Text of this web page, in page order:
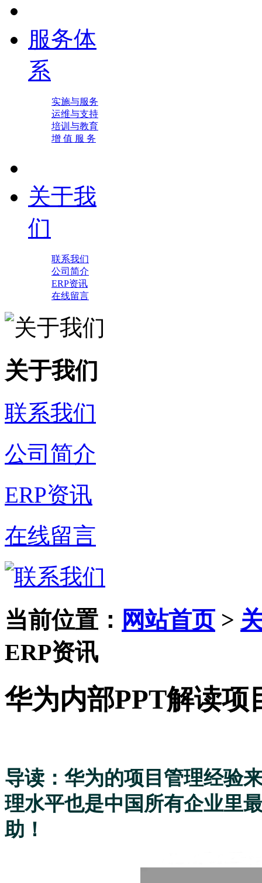
服务体
系
实施与服务
运维与支持
培训与教育
增 值 服 务
关于我
们
联系我们
公司简介
ERP资讯
在线留言
关于我们
联系我们
公司简介
ERP资讯
在线留言
当前位置： 网站首页>
ERP资讯
华为内部PPT解读项
导读：华为的项目管理经验
理水平也是中国所有企业里
助！